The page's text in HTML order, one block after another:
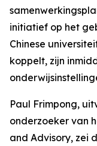
initiatief op het
Chinese
koppelt, zijn
Paul Frimpong,
onderzoeker van
and Advisory, zei